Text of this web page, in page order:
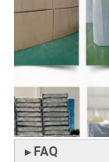
► FAQ